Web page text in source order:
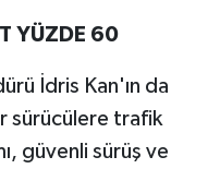
YÜZDE 60
İdris Kan'ın da
sürücülere trafik
güvenli sürüş ve